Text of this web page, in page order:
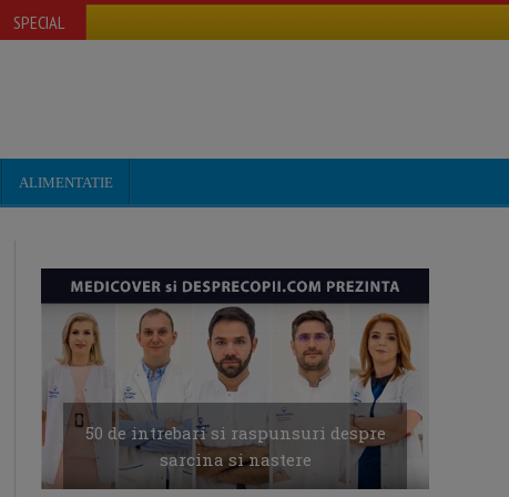
SPECIAL
ALIMENTATIE
50 de intrebari si raspunsuri despre
sarcina si nastere